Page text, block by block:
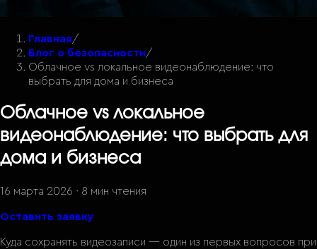
Главная/
Блог о безопасности/
Облачное vs локальное видеонаблюдение: что
выбрать для дома и бизнеса
Облачное vs локальное
видеонаблюдение: что выбрать для
дома и бизнеса
16 марта 2026 · 8 мин чтения
Оставить заявку
Куда сохранять видеозаписи — один из первых вопросов при